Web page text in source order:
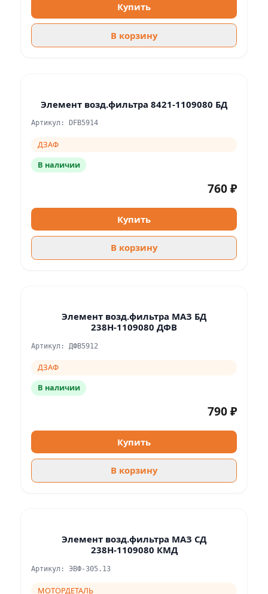
Купить
В корзину
Элемент возд.фильтра 8421-1109080 БД
Артикул: DFB5914
ДЗАФ
В наличии
760 ₽
Купить
В корзину
Элемент возд.фильтра МАЗ БД
238Н-1109080 ДФВ
Артикул: ДФВ5912
ДЗАФ
В наличии
790 ₽
Купить
В корзину
Элемент возд.фильтра МАЗ СД
238Н-1109080 КМД
Артикул: ЭВФ-305.13
МОТОРДЕТАЛЬ